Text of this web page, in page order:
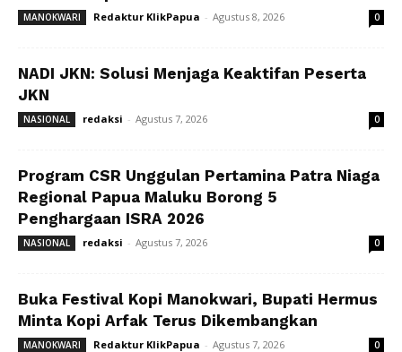
MANOKWARI Redaktur KlikPapua - Agustus 8, 2026 0
NADI JKN: Solusi Menjaga Keaktifan Peserta
JKN
NASIONAL redaksi - Agustus 7, 2026 0
Program CSR Unggulan Pertamina Patra Niaga
Regional Papua Maluku Borong 5
Penghargaan ISRA 2026
NASIONAL redaksi - Agustus 7, 2026 0
Buka Festival Kopi Manokwari, Bupati Hermus
Minta Kopi Arfak Terus Dikembangkan
MANOKWARI Redaktur KlikPapua - Agustus 7, 2026 0